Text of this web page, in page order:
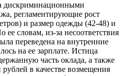
дискриминационными
регламентирующие рост
и размер одежды (42-48) и
ее словам, из-за несоответствия
переведена на внутренние
на ее зарплате. Истица
часть оклада, а также
в качестве возмещения